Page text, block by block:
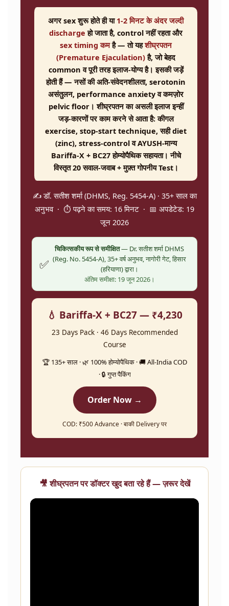
अगर sex शुरू होते ही या1-2 मिनट के अंदर जल्दी
discharge हो जाता है, control नहीं रहता और
sex timing कमहै — तो यहशीघ्रपतन
(Premature Ejaculation)है, जो बेहद
common व पूरी तरह इलाज-योग्य है। इसकी जड़ें
होती हैं — नसों की अति-संवेदनशीलता, serotonin
असंतुलन, performance anxiety व कमज़ोर
pelvic floor। शीघ्रपतन का असली इलाज इन्हीं
जड़-कारणों पर काम करने से आता है: कीगल
exercise, stop-start technique, सही diet
(zinc), stress-control व AYUSH-मान्य
Bariffa-X + BC27होम्योपैथिक सहायता। नीचे
विस्तृत 20 सवाल-जवाब + मुफ़्त गोपनीय Test।
✍️ डॉ. सतीश शर्मा (DHMS, Reg. 5454-A) · 35+ साल का
अनुभव · ⏱️ पढ़ने का समय: 16 मिनट · 📅 अपडेटेड: 19
जून 2026
✅
चिकित्सकीय रूप से समीक्षित— Dr. सतीश शर्मा DHMS
(Reg. No. 5454-A), 35+ वर्ष अनुभव, नागोरी गेट, हिसार
(हरियाणा) द्वारा।
अंतिम समीक्षा: 19 जून 2026।
💧 Bariffa-X + BC27 — ₹4,230
23 Days Pack · 46 Days Recommended
Course
🏆 135+ साल · 🌿 100% होम्योपैथिक · 🚚 All-India COD
· 🔒 गुप्त पैकिंग
Order Now →
COD: ₹500 Advance · बाकी Delivery पर
🎥 शीघ्रपतन पर डॉक्टर खुद बता रहे हैं — ज़रूर देखें